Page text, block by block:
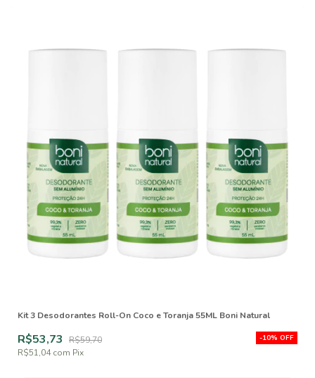
Kit 3 Desodorantes Roll-On Coco e Toranja 55ML Boni Natural
-10% OFF
R$53,73
R$59,70
R$51,04com Pix